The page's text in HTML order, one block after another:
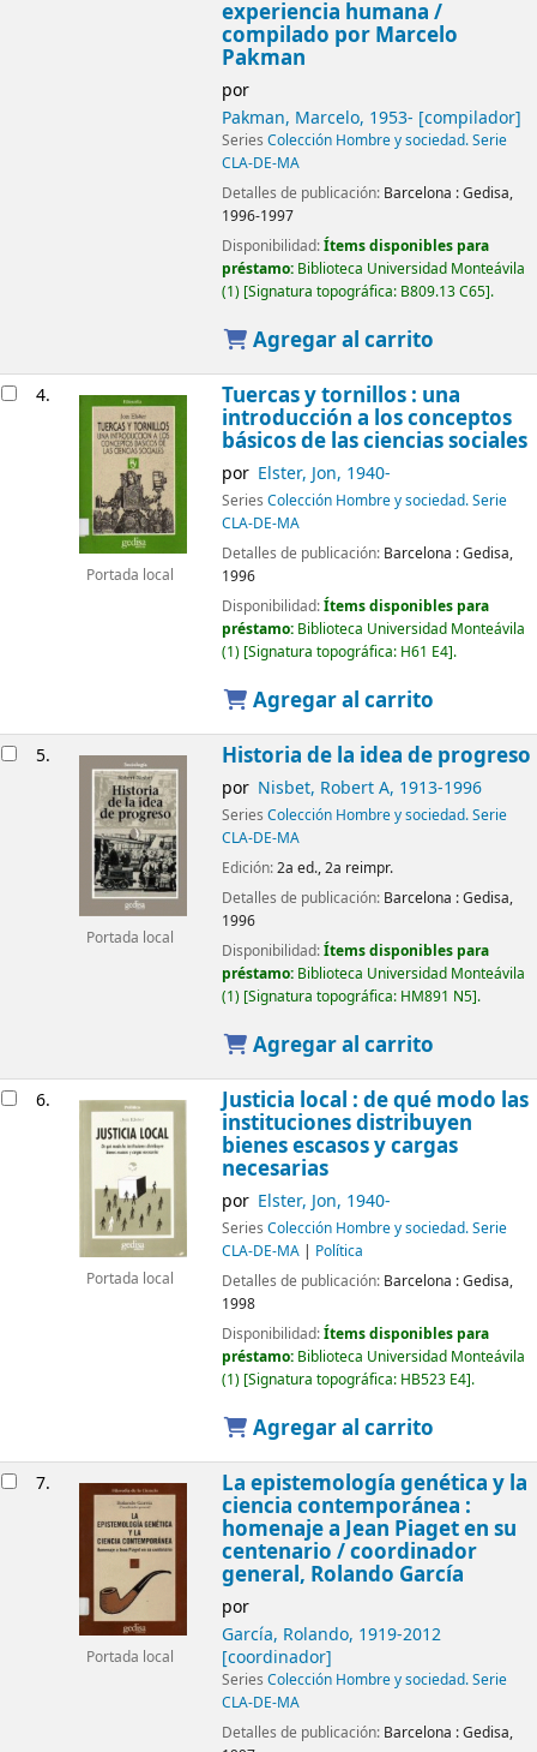
experiencia humana /
compilado por Marcelo
Pakman
por
Pakman, Marcelo, 1953- [compilador]
Series Colección Hombre y sociedad. Serie
CLA-DE-MA
Detalles de publicación: Barcelona :Gedisa,
1996-1997
Disponibilidad:Ítems disponibles para
préstamo: Biblioteca Universidad Monteávila
(1) Signatura topográfica: B809.13 C65 .
Agregar al carrito
4.
Portada local
Tuercas y tornillos : una
introducción a los conceptos
básicos de las ciencias sociales
por Elster, Jon, 1940-
Series Colección Hombre y sociedad. Serie
CLA-DE-MA
Detalles de publicación: Barcelona :Gedisa,
1996
Disponibilidad:Ítems disponibles para
préstamo: Biblioteca Universidad Monteávila
(1) Signatura topográfica: H61 E4 .
Agregar al carrito
5.
Portada local
Historia de la idea de progreso
por Nisbet, Robert A, 1913-1996
Series Colección Hombre y sociedad. Serie
CLA-DE-MA
Edición:2a ed., 2a reimpr.
Detalles de publicación: Barcelona :Gedisa,
1996
Disponibilidad:Ítems disponibles para
préstamo: Biblioteca Universidad Monteávila
(1) Signatura topográfica: HM891 N5 .
Agregar al carrito
6.
Portada local
Justicia local : de qué modo las
instituciones distribuyen
bienes escasos y cargas
necesarias
por Elster, Jon, 1940-
Series Colección Hombre y sociedad. Serie
CLA-DE-MA| Política
Detalles de publicación: Barcelona :Gedisa,
1998
Disponibilidad:Ítems disponibles para
préstamo: Biblioteca Universidad Monteávila
(1) Signatura topográfica: HB523 E4 .
Agregar al carrito
7.
Portada local
La epistemología genética y la
ciencia contemporánea :
homenaje a Jean Piaget en su
centenario /coordinador
general, Rolando García
por
García, Rolando, 1919-2012
[coordinador]
Series Colección Hombre y sociedad. Serie
CLA-DE-MA
Detalles de publicación: Barcelona :Gedisa,